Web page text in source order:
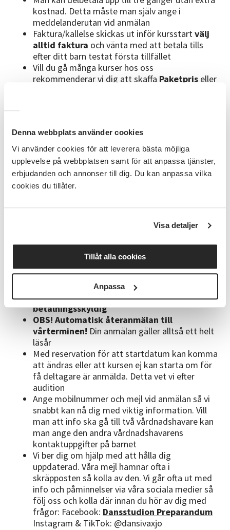
Denna webbplats använder cookies
Vi använder cookies för att leverera bästa möjliga
upplevelse på webbplatsen samt för att anpassa tjänster,
erbjudanden och annonser till dig. Du kan anpassa vilka
cookies du tillåter.
Visa detaljer
Tillåt alla cookies
Anpassa
kostnad. Detta måste man själv ange i
meddelanderutan vid anmälan
Faktura/kallelse skickas ut inför kursstartvälj
alltid faktura och vänta med att betala tills
efter ditt barn testat första tillfället
Vill du gå många kurser hos oss
rekommenderar vi dig att skaffa Paketpris eller
Terminskort, 13+HÄRoch skriv i
meddelanderutan vilka enskilda kurser du vill
gå. För dig som är 9-12 år finns vårt
Terminskort för 9-12 årHÄR
Mer info om våra rabatter finns på våra sociala
medier.
Anmälan är bindande, men du har rätt att prova
på vid första tillfället.Ev. avbokning måste
ske innan andra kurstillfället för att inte bli
betalningsskyldig
OBS! Automatisk återanmälan till
vårterminen! Din anmälan gäller alltså ett helt
läsår
Med reservation för att startdatum kan komma
att ändras eller att kursen ej kan starta om för
få deltagare är anmälda. Detta vet vi efter
audition
Ange mobilnummer och mejl vid anmälan så vi
snabbt kan nå dig med viktig information. Vill
man att info ska gå till två vårdnadshavare kan
man ange den andra vårdnadshavarens
kontaktuppgifter på barnet
Vi ber dig om hjälp med att hålla dig
uppdaterad. Våra mejl hamnar ofta i
skräpposten så kolla av den. Vi går ofta ut med
info och påminnelser via våra sociala medier så
följ oss och kolla där innan du hör av dig med
frågor: Facebook: Dansstudion Preparandum
Instagram & TikTok: @dansivaxjo